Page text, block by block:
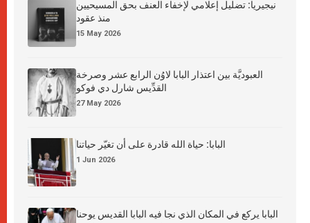
نيجيريا: تضليل إعلامي لإخفاء العنف بحق المسيحيين
منذ عقود
15 May 2026
العبوديَّة بين اعتذار البابا لاوُن الرابع عشر وصرخة
القدِّيس شارل دي فوكو
27 May 2026
البابا: حياة الله قادرة على أن تغيّر حياتنا
1 Jun 2026
البابا يركع في المكان الذي نجا فيه البابا القديس يوحنا